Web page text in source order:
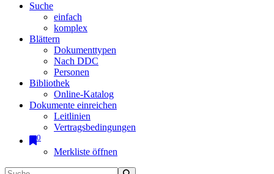
Suche
einfach
komplex
Blättern
Dokumenttypen
Nach DDC
Personen
Bibliothek
Online-Katalog
Dokumente einreichen
Leitlinien
Vertragsbedingungen
0
Merkliste öffnen